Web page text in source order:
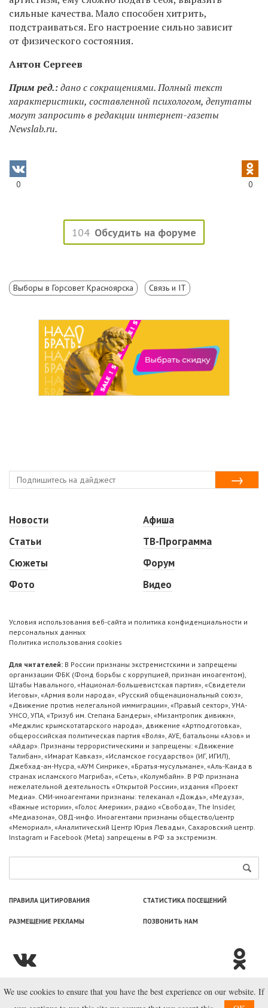
сильные качества. Мало способен хитрить,
подстраиваться. Его настроение сильно зависит
от физического состояния.
Антон Сергеев
Прим ред.:дано с сокращениями. Полный текст
характеристики, составленной психологом, депутаты
могут запросить в редакции интернет-газеты
Newslab.ru.
0 0
104 Обсудить на форуме
Выборы в Горсовет Красноярска Связь и IT
Новости
Статьи
Сюжеты
Фото
Афиша
ТВ-Программа
Форум
Видео
Условия использования веб-сайта и политика конфиденциальности и
персональных данных
Политика использования cookies
Для читателей: В России признаны экстремистскими и запрещены
организации ФБК (Фонд борьбы с коррупцией, признан иноагентом),
Штабы Навального, «Национал-большевистская партия», «Свидетели
Иеговы», «Армия воли народа», «Русский общенациональный союз»,
«Движение против нелегальной иммиграции», «Правый сектор», УНА-
УНСО, УПА, «Тризуб им. Степана Бандеры», «Мизантропик дивижн»,
«Меджлис крымскотатарского народа», движение «Артподготовка»,
общероссийская политическая партия «Воля», АУЕ, батальоны «Азов» и
«Айдар». Признаны террористическими и запрещены: «Движение
Талибан», «Имарат Кавказ», «Исламское государство» (ИГ, ИГИЛ),
Джебхад-ан-Нусра, «АУМ Синрике», «Братья-мусульмане», «Аль-Каида в
странах исламского Магриба», «Сеть», «Колумбайн». В РФ признана
нежелательной деятельность «Открытой России», издания «Проект
Медиа». СМИ-иноагентами признаны: телеканал «Дождь», «Медуза»,
«Важные истории», «Голос Америки», радио «Свобода», The Insider,
«Медиазона», ОВД-инфо. Иноагентами признаны общество/центр
«Мемориал», «Аналитический Центр Юрия Левады», Сахаровский центр.
Instagram и Facebook (Metа) запрещены в РФ за экстремизм.
ПРАВИЛА ЦИТИРОВАНИЯ СТАТИСТИКА ПОСЕЩЕНИЙ
РАЗМЕЩЕНИЕ РЕКЛАМЫ ПОЗВОНИТЬ НАМ
© ООО «Лаборатория Новоcтей», 2003—2026.
We use cookies to ensure that you have the best experience on our website. If